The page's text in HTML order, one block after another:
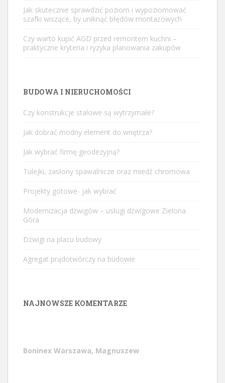
Jak skutecznie sprawdzić poziom i wypoziomować
szafki wiszące, by uniknąć błędów montażowych
Czy warto kupić AGD przed remontem kuchni –
praktyczne kryteria i ryzyka planowania zakupów
BUDOWA I NIERUCHOMOŚCI
Czy konstrukcje stalowe są wytrzymałe?
Jak dobrać modny element do wnętrza?
Jak wybrać firmę geodezyjną?
Tulejki, zasłony spawalnicze oraz miedź chromowa
Projekty gotowe- jak wybrać
Modernizacja dźwigów – usługi dźwigowe Zielona
Góra
Dźwigi na placu budowy
Agregat prądotwórczy na budowie
NAJNOWSZE KOMENTARZE
Boninex Warszawa, Magnuszew